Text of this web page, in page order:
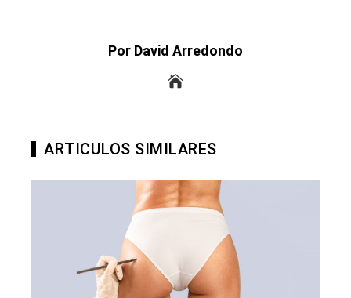
Por David Arredondo
ARTICULOS SIMILARES